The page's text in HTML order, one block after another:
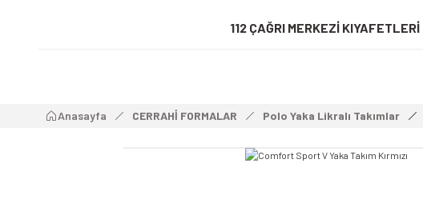
112 ÇAĞRI MERKEZİ KIYAFETLERİ
Anasayfa CERRAHİ FORMALAR Polo Yaka Likralı Takımlar